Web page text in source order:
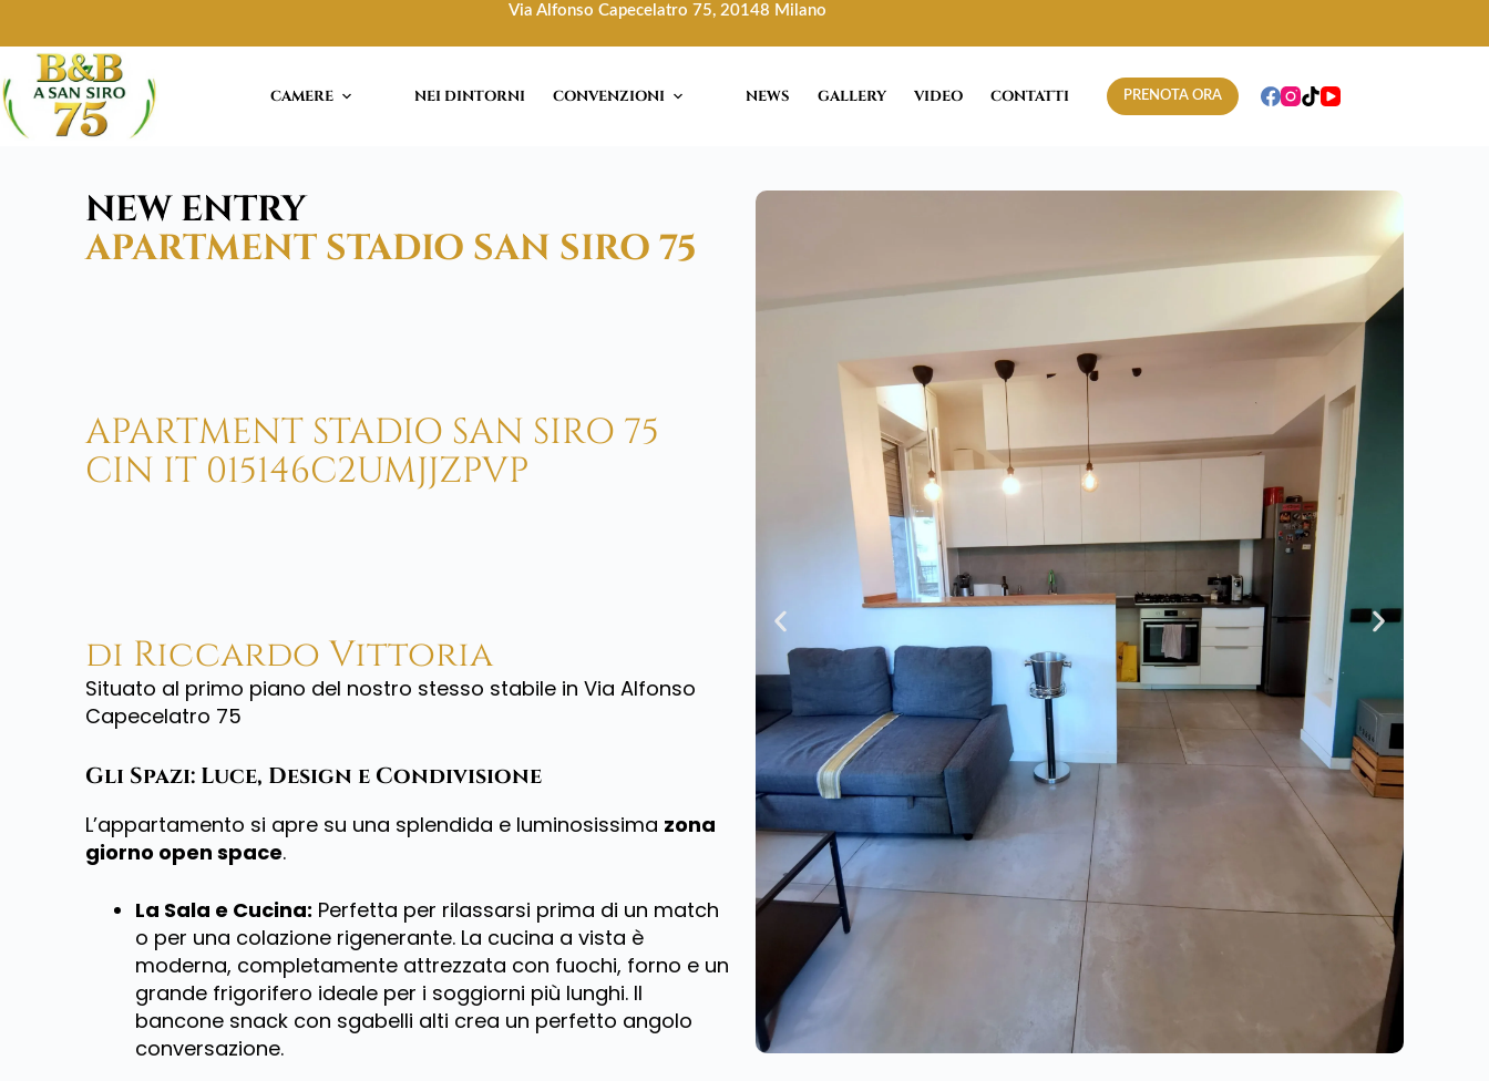
Via Alfonso Capecelatro 75, 20148 Milano
CAMERE NEI DINTORNI CONVENZIONI NEWS GALLERY VIDEO CONTATTI PRENOTA ORA
NEW ENTRY
APARTMENT STADIO SAN SIRO 75
APARTMENT STADIO SAN SIRO 75
CIN IT 015146C2UMJJZPVP
di Riccardo Vittoria
Situato al primo piano del nostro stesso stabile in Via Alfonso
Capecelatro 75
Gli Spazi: Luce, Design e Condivisione
L’appartamento si apre su una splendida e luminosissima zona
giorno open space.
La Sala e Cucina: Perfetta per rilassarsi prima di un match
o per una colazione rigenerante. La cucina a vista è
moderna, completamente attrezzata con fuochi, forno e un
grande frigorifero ideale per i soggiorni più lunghi. Il
bancone snack con sgabelli alti crea un perfetto angolo
conversazione.